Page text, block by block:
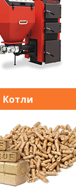
Котли